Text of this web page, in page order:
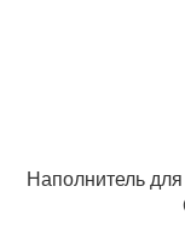
Наполнитель